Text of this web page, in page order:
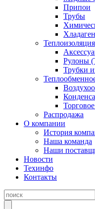
Припои
Трубы
Теплоизоляция
Рулоны
Трубки
Распродажа
О компании
История
Наша команда
Наши
Новости
Техинфо
Контакты